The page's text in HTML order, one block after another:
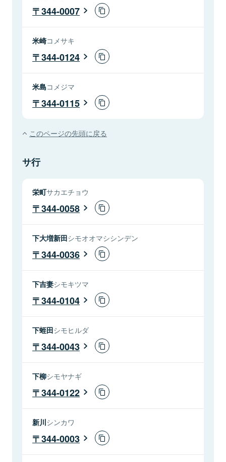
344-0007
米崎コメサキ
344-0124
米島コメジマ
344-0115
このページの先頭に戻る
サ行
栄町サカエチョウ
344-0058
下大増新田シモオオマシシンデン
344-0036
下吉妻シモキツマ
344-0104
下蛭田シモヒルダ
344-0043
下柳シモヤナギ
344-0122
新川シンカワ
344-0003